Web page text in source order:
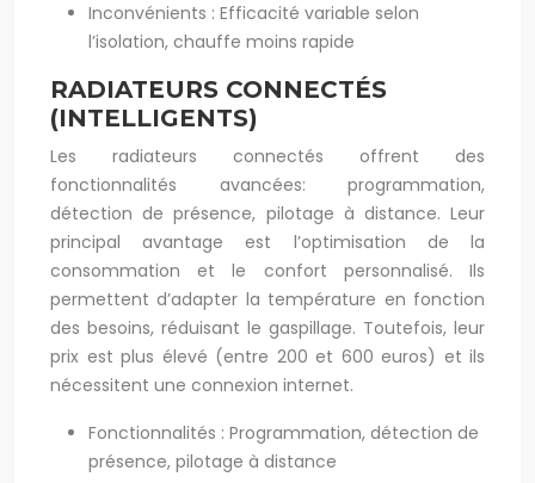
Inconvénients : Efficacité variable selon
l’isolation, chauffe moins rapide
RADIATEURS CONNECTÉS
(INTELLIGENTS)
Les radiateurs connectés offrent des
fonctionnalités avancées: programmation,
détection de présence, pilotage à distance. Leur
principal avantage est l’optimisation de la
consommation et le confort personnalisé. Ils
permettent d’adapter la température en fonction
des besoins, réduisant le gaspillage. Toutefois, leur
prix est plus élevé (entre 200 et 600 euros) et ils
nécessitent une connexion internet.
Fonctionnalités : Programmation, détection de
présence, pilotage à distance